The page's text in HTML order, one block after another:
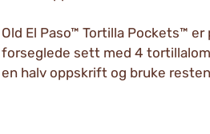
Old El Paso™ Tortilla Pockets™
forseglede sett med 4
en halv oppskrift og bruke